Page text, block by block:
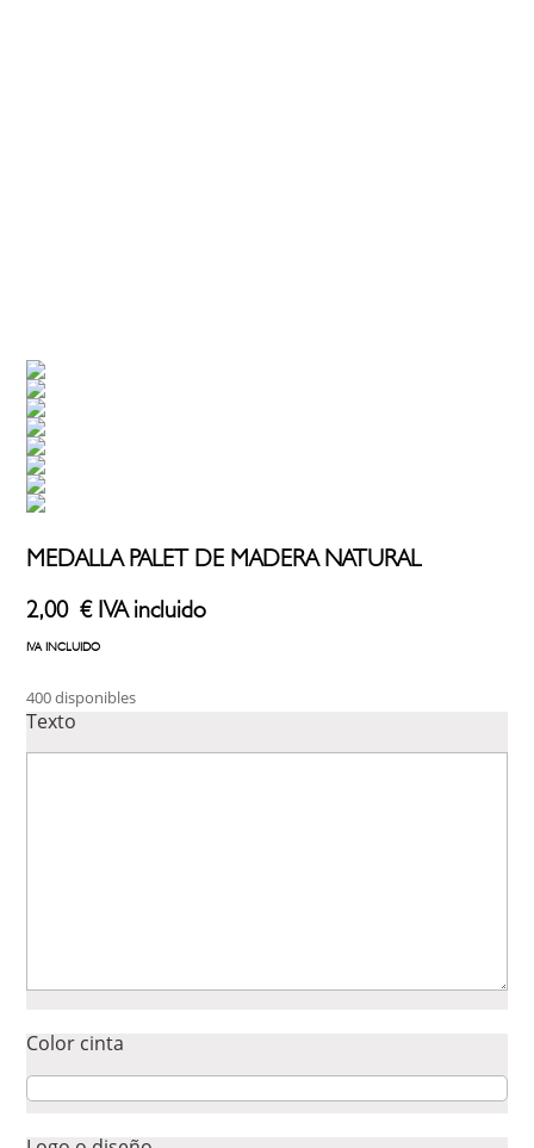
MEDALLA PALET DE MADERA NATURAL
2,00€ IVA incluido
IVA INCLUIDO
400 disponibles
Texto
Color cinta